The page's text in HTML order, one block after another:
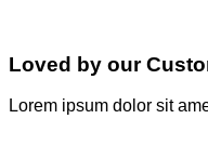
Loved by our
Lorem ipsum dolor sit